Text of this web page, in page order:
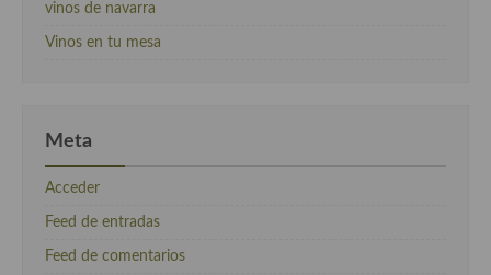
vinos de navarra
Vinos en tu mesa
Meta
Acceder
Feed de entradas
Feed de comentarios